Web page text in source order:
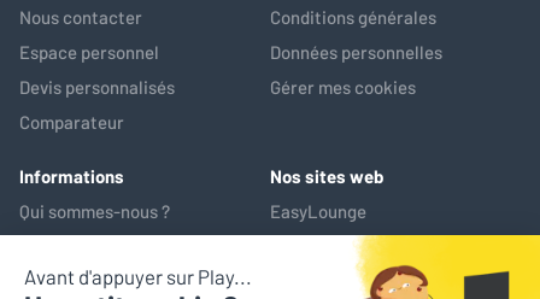
Nous contacter
Espace personnel
Devis personnalisés
Comparateur
Conditions générales
Données personnelles
Gérer mes cookies
Informations
Qui sommes-nous ?
Service après-vente
Nos sites web
EasyLounge